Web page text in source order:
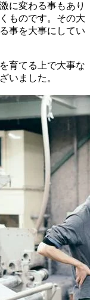
に変わる事もあり
ものです。その大
事を大事にしてい
育てる上で大事な
いました。